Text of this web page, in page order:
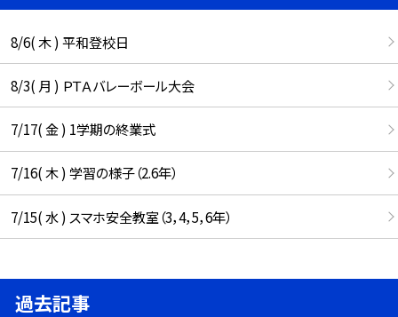
8/6( 木 ) 平和登校日
8/3( 月 ) ＰＴＡバレーボール大会
7/17( 金 ) 1学期の終業式
7/16( 木 ) 学習の様子（2.6年）
7/15( 水 ) スマホ安全教室（3，4，5，6年）
過去記事